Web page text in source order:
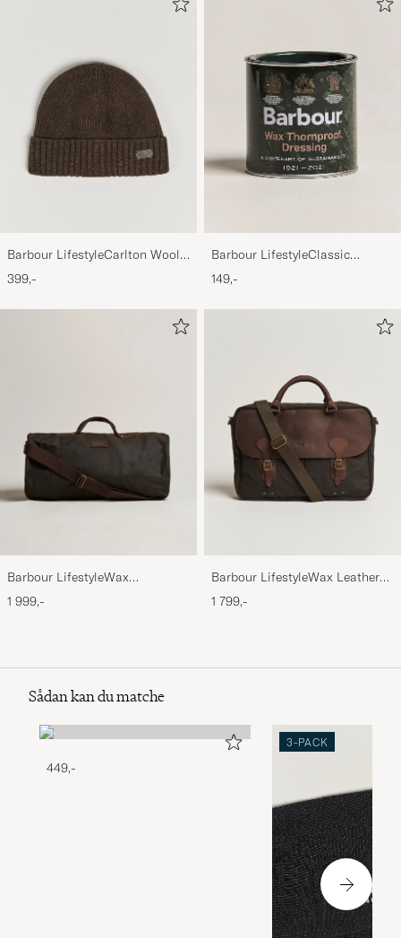
Barbour LifestyleCarlton Wool
BeanieMid Brown
399,-
Barbour LifestyleClassic
Thornproof Dressing
149,-
Barbour LifestyleWax
HoldallOlive
1 999,-
Barbour LifestyleWax Leather
Briefcase Olive
1 799,-
Sådan kan du matche
449,-
3-PACK